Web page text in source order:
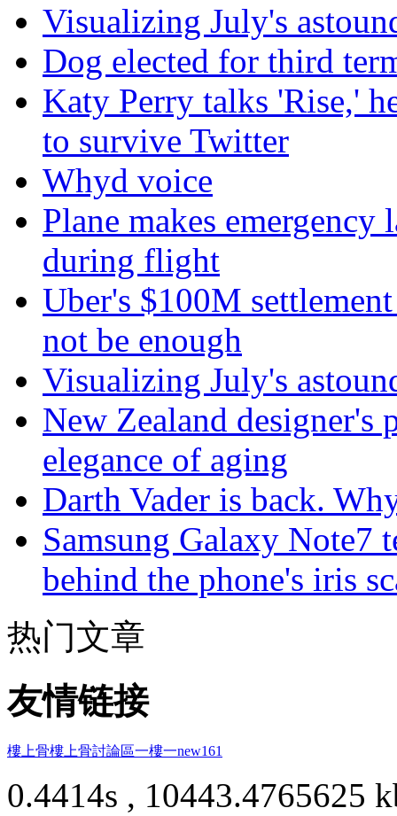
Visualizing July's
Dog elected for third
Katy Perry talks 'Rise,'
to survive Twitter
Whyd voice
Plane makes
during flight
Uber's $100M
not be enough
Visualizing July's
New Zealand designer's
elegance of aging
Darth Vader is back.
Samsung Galaxy Note7
behind the phone's iris
热门文章
友情链接
樓上骨樓上骨討論區一樓一new161
0.4414s , 10443.4765625